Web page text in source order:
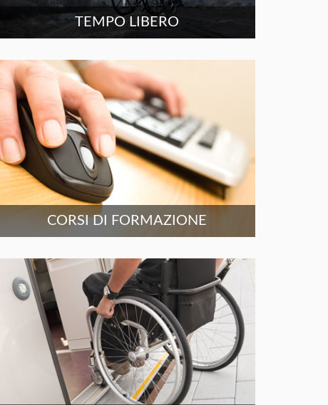
TEMPO LIBERO
CORSI DI FORMAZIONE